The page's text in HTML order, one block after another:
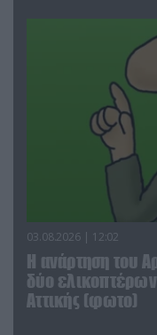
03.08.2026 | 12:02
Η ανάρτηση του
δύο
Αττικής (φωτο)